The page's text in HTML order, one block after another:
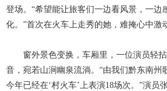
登场。 “希望能让旅客们一边看风景，一边
化。”首次在火车上走秀的她，难掩心中激
窗外景色变换，车厢里，一位演员轻
音，宛若山涧幽泉流淌。 “由我们黔东南州
今年已经在‘村火车’上表演18场次。”演员